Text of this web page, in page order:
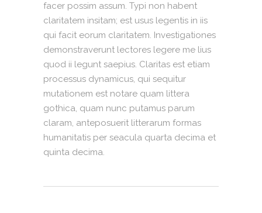
facer possim assum. Typi non habent
claritatem insitam; est usus legentis in iis
qui facit eorum claritatem. Investigationes
demonstraverunt lectores legere me lius
quod ii legunt saepius. Claritas est etiam
processus dynamicus, qui sequitur
mutationem est notare quam littera
gothica, quam nunc putamus parum
claram, anteposuerit litterarum formas
humanitatis per seacula quarta decima et
quinta decima.